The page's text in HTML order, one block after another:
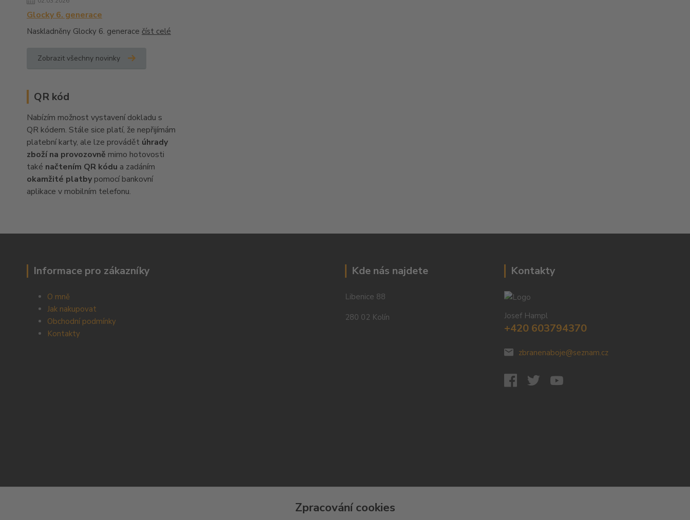
Glocky 6. generace
Naskladněny Glocky 6. generace číst celé
Zobrazit všechny novinky
QR kód
Nabízím možnost vystavení dokladu s
QR kódem. Stále sice platí, že nepřijímám
platební karty, ale lze provádět úhrady
zboží na provozovně mimo hotovosti
také načtením QR kódu a zadáním
okamžité platby pomocí bankovní
aplikace v mobilním telefonu.
Informace pro zákazníky
O mně
Jak nakupovat
Obchodní podmínky
Kontakty
Kde nás najdete
Libenice 88
280 02 Kolín
Kontakty
Josef Hampl
+420 603794370
zbranenaboje@seznam.cz
Zpracování cookies